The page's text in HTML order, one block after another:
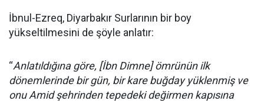
İbnul-Ezreq, Diyarbakır Surlarının bir boy
yükseltilmesini de şöyle anlatır:
“Anlatıldığına göre, [İbn Dimne] ömrünün ilk
dönemlerinde bir gün, bir kare buğday yüklenmiş ve
onu Amid şehrinden tepedeki değirmen kapısına